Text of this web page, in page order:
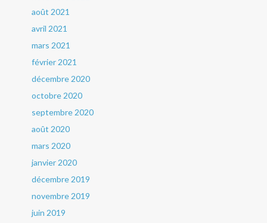
août 2021
avril 2021
mars 2021
février 2021
décembre 2020
octobre 2020
septembre 2020
août 2020
mars 2020
janvier 2020
décembre 2019
novembre 2019
juin 2019